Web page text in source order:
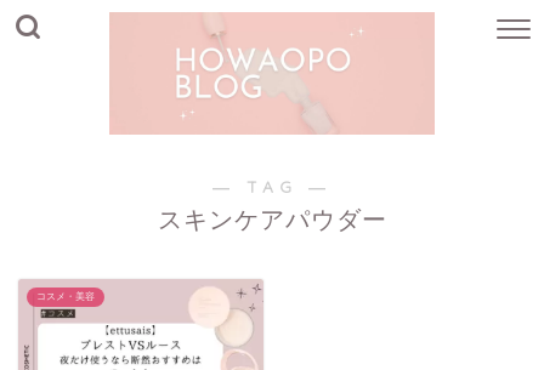
― TAG ―
スキンケアパウダー
コスメ・美容